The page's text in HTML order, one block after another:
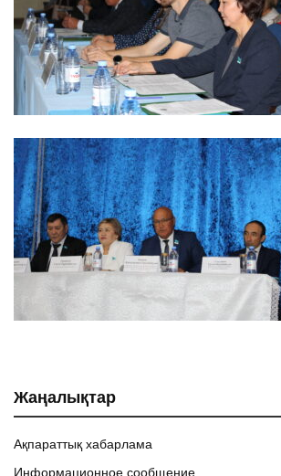
Жаңалықтар
Ақпараттық хабарлама
Информационное сообщение